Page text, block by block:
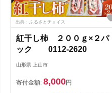
出典：ふるさとチョイス
紅干し柿 ２００ｇ×２パ
ック 0112-2620
山形県 上山市
寄付金額: 8,000円